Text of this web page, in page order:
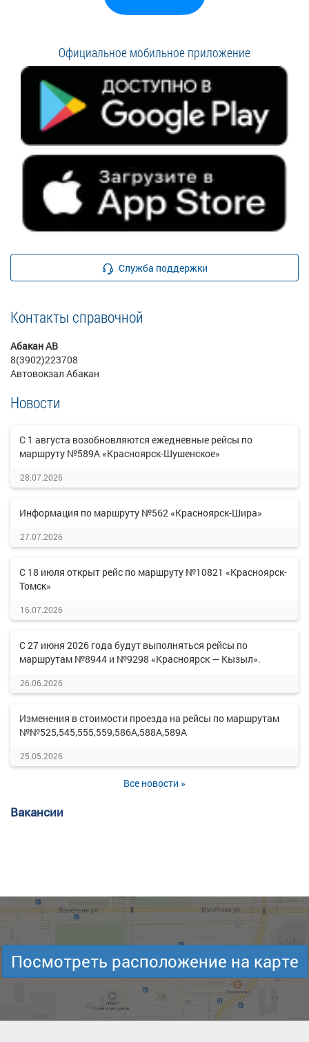
Официальное мобильное приложение
Служба поддержки
Контакты справочной
Абакан АВ
8(3902)223708
Автовокзал Абакан
Новости
С 1 августа возобновляются ежедневные рейсы по
маршруту №589А «Красноярск-Шушенское»
28.07.2026
Информация по маршруту №562 «Красноярск-Шира»
27.07.2026
С 18 июля открыт рейс по маршруту №10821 «Красноярск-
Томск»
16.07.2026
С 27 июня 2026 года будут выполняться рейсы по
маршрутам №8944 и №9298 «Красноярск — Кызыл».
26.06.2026
Изменения в стоимости проезда на рейсы по маршрутам
№№525,545,555,559,586А,588А,589А
25.05.2026
Все новости »
Вакансии
Посмотреть расположение на карте